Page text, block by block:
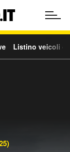
Listino veicoli